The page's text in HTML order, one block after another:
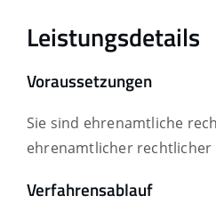
Leistungsdetails
Voraussetzungen
Sie sind ehrenamtliche
ehrenamtlicher rechtlicher
Verfahrensablauf